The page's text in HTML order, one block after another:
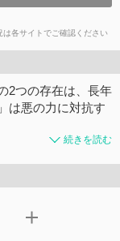
各サイトでご確認ください
2つの存在は、長年
は悪の力に対抗す
続きを読む